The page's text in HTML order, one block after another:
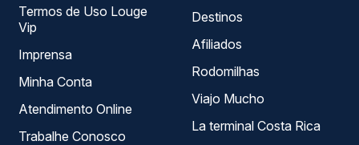
Termos de Uso Louge
Vip
Imprensa
Minha Conta
Atendimento Online
Trabalhe Conosco
Destinos
Afiliados
Rodomilhas
Viajo Mucho
La terminal Costa Rica